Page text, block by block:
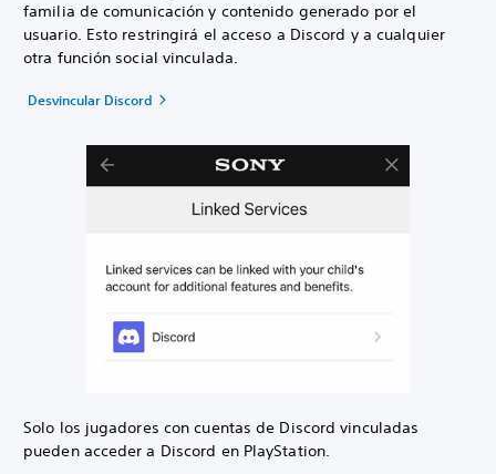
familia de comunicación y contenido generado por el
usuario. Esto restringirá el acceso a Discord y a cualquier
otra función social vinculada.
Desvincular Discord
Solo los jugadores con cuentas de Discord vinculadas
pueden acceder a Discord en PlayStation.